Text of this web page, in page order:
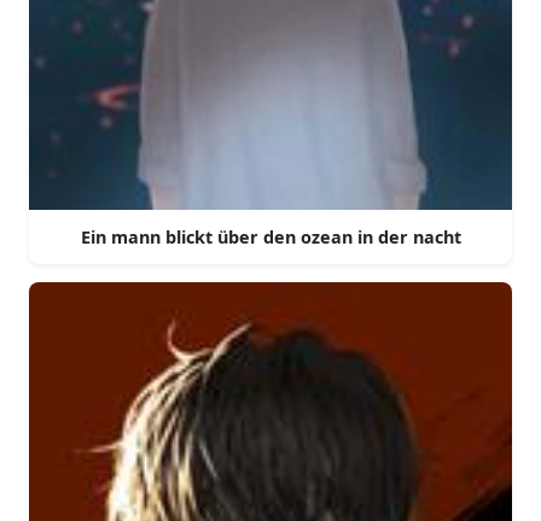
Ein mann blickt über den ozean in der nacht